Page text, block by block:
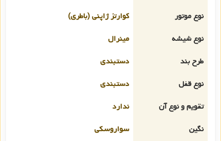
نوع موتور
کوارتز ژاپنی (باطری)
نوع شیشه
مینرال
طرح بند
دستبندی
نوع قفل
دستبندی
تقویم و نوع آن
ندارد
نگین
سواروسکی